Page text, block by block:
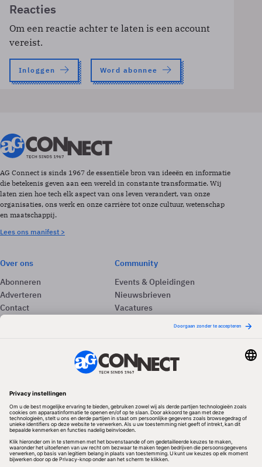
Reacties
Om een reactie achter te laten is een account
vereist.
Inloggen Word abonnee
AG Connect is sinds 1967 de essentiële bron van ideeën en informatie
die betekenis geven aan een wereld in constante transformatie. Wij
laten zien hoe tech elk aspect van ons leven verandert, van onze
organisaties, ons werk en onze carrière tot onze cultuur, wetenschap
en maatschappij.
Lees ons manifest >
Over ons
Abonneren
Adverteren
Contact
Colofon
Community
Events & Opleidingen
Nieuwsbrieven
Vacatures
Redactionele partner